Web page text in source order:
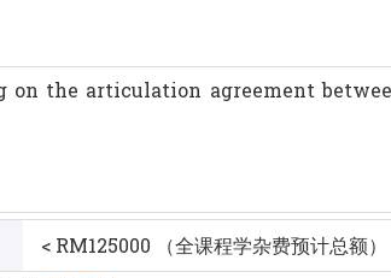
on the articulation agreement
< RM125000 （全课程学杂费预计总额）